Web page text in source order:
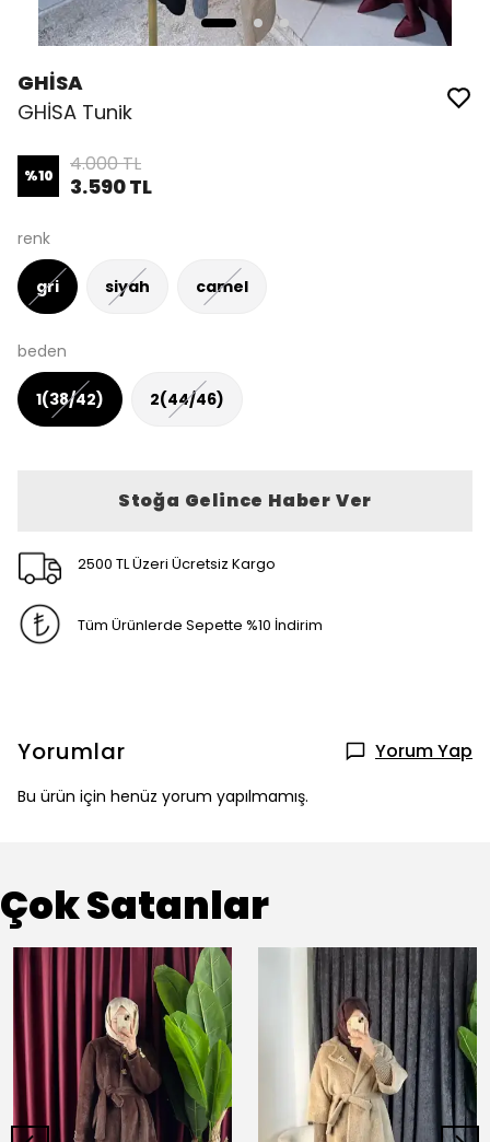
GHİSA
GHİSA Tunik
%10 4.000 TL
3.590 TL
renk
gri siyah camel
beden
1(38/42) 2(44/46)
Stoğa Gelince Haber Ver
2500 TL Üzeri Ücretsiz Kargo
Tüm Ürünlerde Sepette %10 İndirim
Yorumlar Yorum Yap
Bu ürün için henüz yorum yapılmamış.
Çok Satanlar